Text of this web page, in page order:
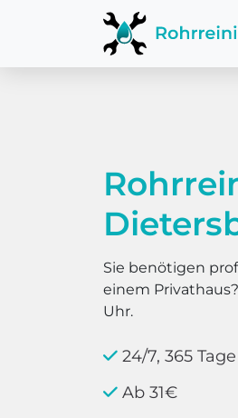
Sie benötigen
einem
Uhr.
24/7, 365
Ab 31€